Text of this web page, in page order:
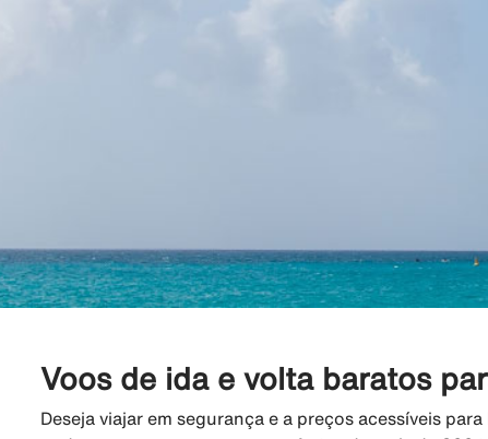
Voos de ida e volta baratos
Deseja viajar em segurança e a preços acessíveis